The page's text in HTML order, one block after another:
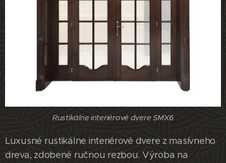
Rustikálne interiérové dvere SMX6
Luxusné rustikálne interiérové dvere z masívneho
dreva, zdobené ručnou rezbou. Výroba na